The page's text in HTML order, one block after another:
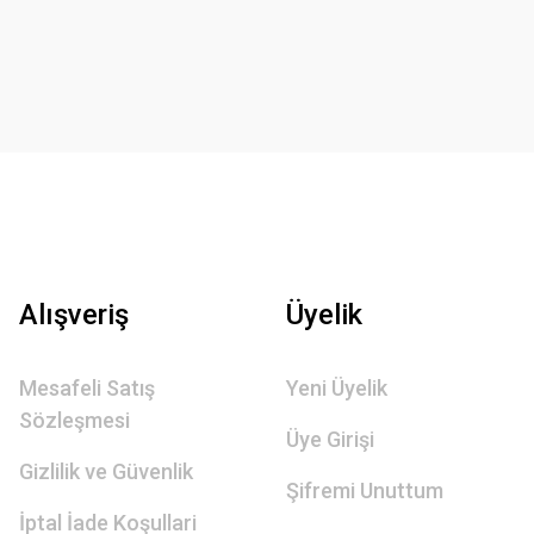
Alışveriş
Mesafeli Satış
Sözleşmesi
Gizlilik ve Güvenlik
İptal İade Koşullari
Üyelik
Yeni Üyelik
Üye Girişi
Şifremi Unuttum